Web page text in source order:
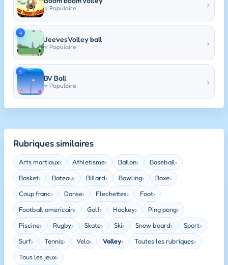
⭐ Populaire ›
4
Jeeves Volley ball
⭐ Populaire ›
5
BV Ball
⭐ Populaire ›
Rubriques similaires
Arts martiaux› Athletisme› Ballon› Baseball›
Basket› Bateau› Billard› Bowling› Boxe›
Coup franc› Danse› Flechettes› Foot›
Football americain› Golf› Hockey› Ping pong›
Piscine› Rugby› Skate› Ski› Snow board› Sport›
Surf› Tennis› Velo› Volley› Toutes les rubriques›
Tous les jeux›